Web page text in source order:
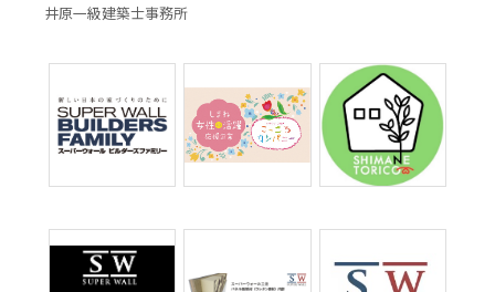
井原一級建築士事務所